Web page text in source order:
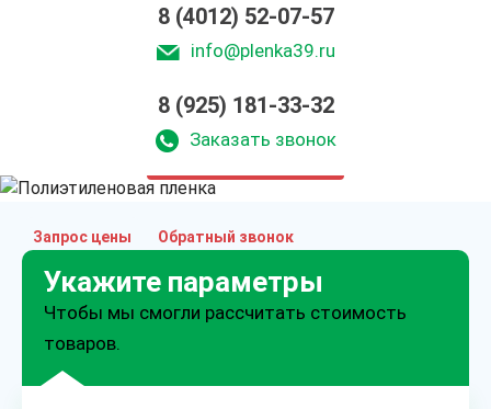
8 (4012) 52-07-57
info@plenka39.ru
8 (925) 181-33-32
Заказать звонок
Полиэтиленовая пленка
в Калининграде
Запрос цены Обратный звонок
Укажите параметры
Чтобы мы смогли рассчитать стоимость
товаров.